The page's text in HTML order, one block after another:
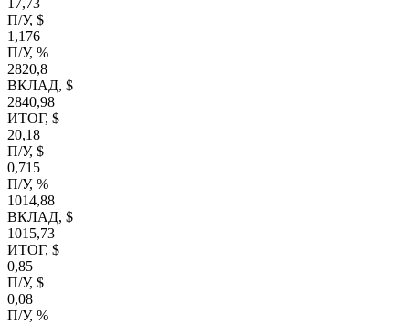
17,73
П/У, $
1,176
П/У, %
2820,8
ВКЛАД, $
2840,98
ИТОГ, $
20,18
П/У, $
0,715
П/У, %
1014,88
ВКЛАД, $
1015,73
ИТОГ, $
0,85
П/У, $
0,08
П/У, %